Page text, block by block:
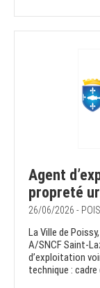
Agent
propreté
26/06/2026 -
La Ville de
A/SNCF Saint-
d’exploitation
technique :